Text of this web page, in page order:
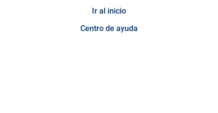
Ir al inicio
Centro de ayuda